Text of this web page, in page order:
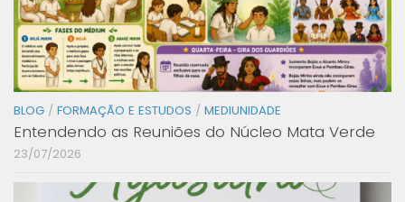
BLOG / FORMAÇÃO E ESTUDOS / MEDIUNIDADE
Entendendo as Reuniões do Núcleo Mata Verde
23/07/2026